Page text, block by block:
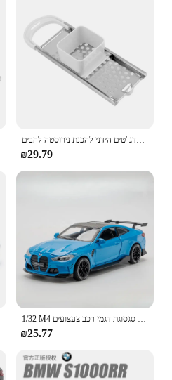
פסטה מכונת פסטה בישול כלים מטבח מכונת מטבח גאדג 'טים הידני להכנת נירוסטה להבים
₪29.79
1/32 M4 סגסוגת דגמי רכב צעצועים diecast מתכת רכב צעצועים עם סימולציה קול וסימולציה צעצועים לילדים מתנות ליום הולדת ילדים
₪25.77